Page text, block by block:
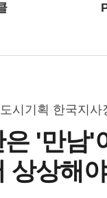
시기획 한국지사
'만남'
상상해